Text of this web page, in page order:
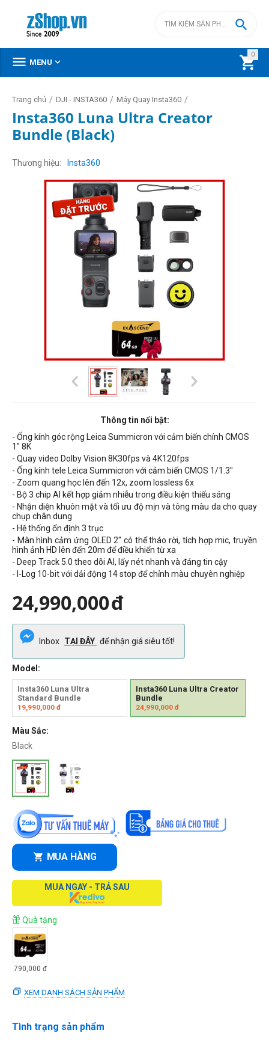
0


 MENU 
Trang chủ / DJI - INSTA360 / Máy Quay Insta360 /
Insta360 Luna Ultra Creator
Bundle (Black)
Thương hiệu Insta360
Thông tin nổi bật:
- Ống kính góc rộng Leica Summicron với cảm biến chính CMOS
1" 8K
- Quay video Dolby Vision 8K30fps và 4K120fps
- Ống kính tele Leica Summicron với cảm biến CMOS 1/1.3"
- Zoom quang học lên đến 12x, zoom lossless 6x
- Bộ 3 chip AI kết hợp giảm nhiễu trong điều kiện thiếu sáng
- Nhận diện khuôn mặt và tối ưu độ mịn và tông màu da cho quay
chụp chân dung
- Hệ thống ổn định 3 trục
- Màn hình cảm ứng OLED 2" có thể tháo rời, tích hợp mic, truyền
hình ảnh HD lên đến 20m để điều khiển từ xa
- Deep Track 5.0 theo dõi AI, lấy nét nhanh và đáng tin cậy
- I-Log 10-bit với dải động 14 stop để chỉnh màu chuyên nghiệp
24,990,000đ
Inbox TẠI ĐÂY để nhận giá siêu tốt!
Model:
Insta360 Luna Ultra
Standard Bundle
19,990,000 đ
Insta360 Luna Ultra Creator
Bundle
24,990,000đ
Màu Sắc:
Black
MUA HÀNG
MUA NGAY - TRẢ SAU
Quà tặng
790,000 đ
XEM DANH SÁCH SẢN PHẨM
Tình trạng sản phẩm